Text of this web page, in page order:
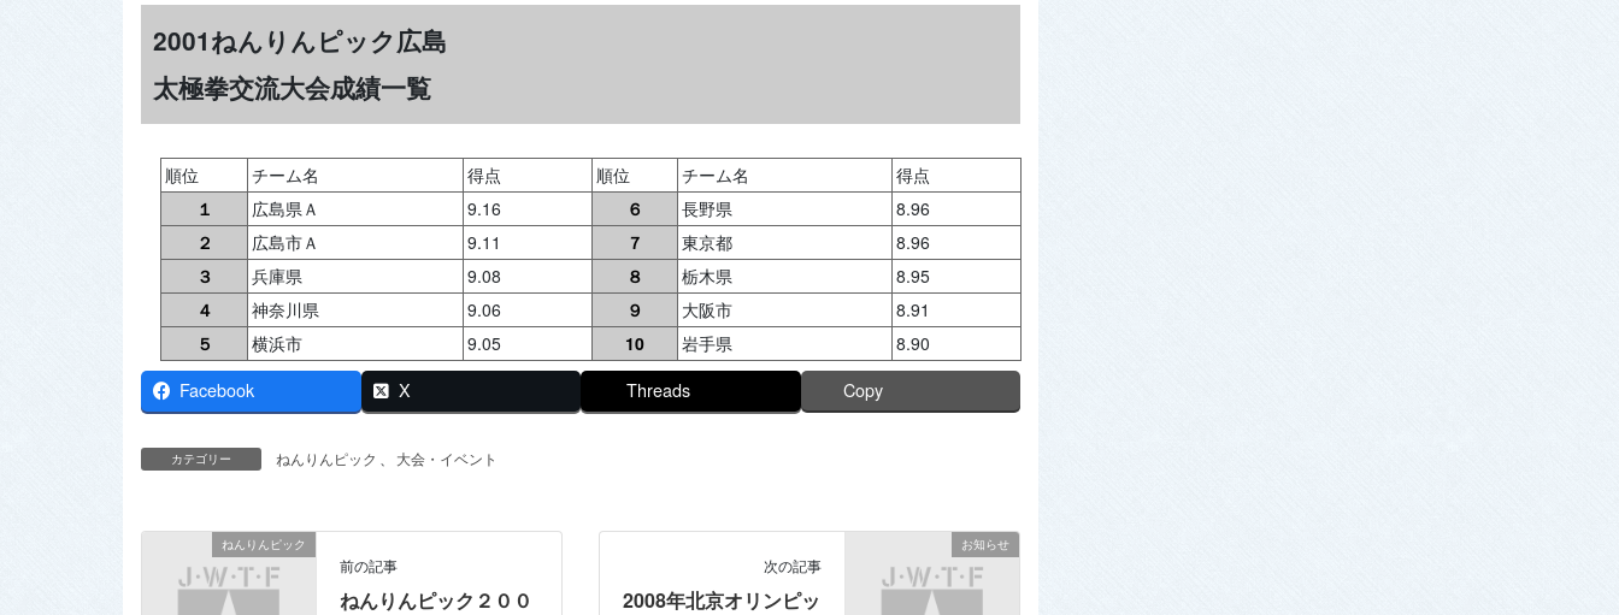
2001ねんりんピック広島
太極拳交流大会成績一覧
順位 チーム名 得点 順位 チーム名
得点
１
広島県Ａ 9.16 ６ 長野県
8.96
２
広島市Ａ 9.11 ７ 東京都
8.96
３
兵庫県 9.08 ８ 栃木県
8.95
４
神奈川県 9.06 ９ 大阪市
8.91
５
横浜市 9.05 10 岩手県 8.90
Facebook X Threads Copy
カテゴリー ねんりんピック 大会・イベント
ねんりんピック
前の記事
ねんりんピック２００
お知らせ
次の記事
2008年北京オリンピッ